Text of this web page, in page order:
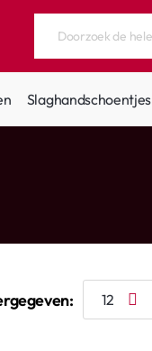
Slaghandschoentjes